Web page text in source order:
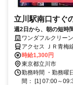
立川駅南口すぐ
週2日から、朝の短時
な清掃。幅広い年代
ワンダフルクリ
アクセス ＪＲ青梅
約2分、ＪＲ中央本
時給1,300円
東京都立川市
勤務時間 ・勤務曜
間： [1] 07:00～